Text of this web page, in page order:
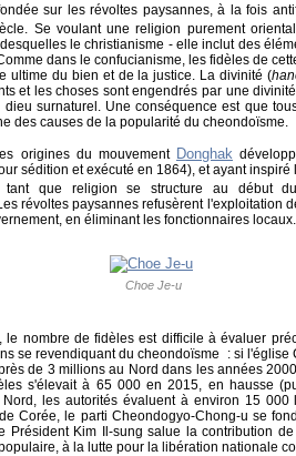
sur les révoltes paysannes, à la fois
Se voulant une religion purement
le christianisme - elle inclut des
dans le confucianisme, les fidèles de
ultime du bien et de la justice. La divinité (
et les choses sont engendrés par une
surnaturel. Une conséquence est que
des causes de la popularité du cheondoïsme.
origines du mouvement Donghak
sédition et exécuté en 1864), et ayant
tant que religion se structure au début
révoltes paysannes refusèrent l'exploitation
en éliminant les fonctionnaires locaux.
Choe Je-u
le nombre de fidèles est difficile à évaluer
se revendiquant du cheondoïsme : si
de 3 millions au Nord dans les années
s'élevait à 65 000 en 2015, en hausse
les autorités évaluent à environ 15
Corée, le parti Cheondogyo-Chong-u se
le Président Kim Il-sung salue la contribution
à la lutte pour la libération nationale